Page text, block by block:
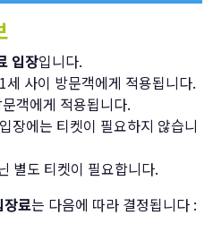
입장입니다.
세 사이 방문객에게 적용됩니다.
객에게 적용됩니다.
입장에는 티켓이 필요하지 않습니
별도 티켓이 필요합니다.
장료는 다음에 따라 결정됩니다 :